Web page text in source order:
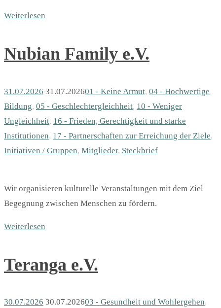
Weiterlesen
Nubian Family e.V.
31.07.2026 31.07.202601 - Keine Armut, 04 - Hochwertige
Bildung, 05 - Geschlechter­gleichheit, 10 - Weniger
Ungleichheit, 16 - Frieden, Gerechtigkeit und starke
Institutionen, 17 - Partnerschaften zur Erreichung der Ziele,
Initiativen / Gruppen, Mitglieder, Steckbrief
Wir organisieren kulturelle Veranstaltungen mit dem Ziel
Begegnung zwischen Menschen zu fördern.
Weiterlesen
Teranga e.V.
30.07.2026 30.07.202603 - Gesundheit und Wohlergehen,